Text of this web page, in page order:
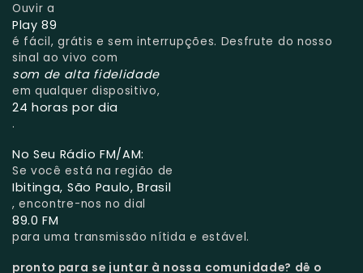
Ouvir a
Play 89
é fácil, grátis e sem interrupções. Desfrute do nosso
sinal ao vivo com
som de alta fidelidade
em qualquer dispositivo,
24 horas por dia
.
No Seu Rádio FM/AM:
Se você está na região de
Ibitinga, São Paulo, Brasil
, encontre-nos no dial
89.0 FM
para uma transmissão nítida e estável.
pronto para se juntar à nossa comunidade? dê o